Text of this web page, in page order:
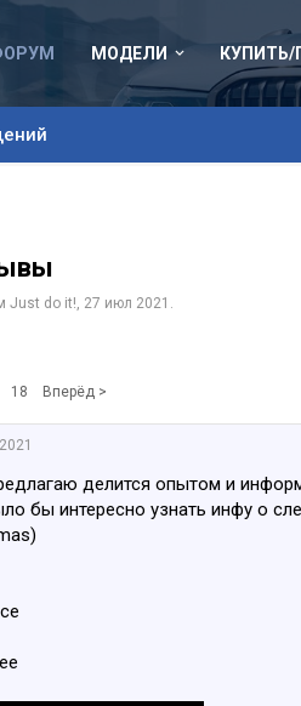
МОДЕЛИ
Just do it!, 27 июл 2021 .
18 Вперёд >
делится опытом и
бы интересно узнать инфу о